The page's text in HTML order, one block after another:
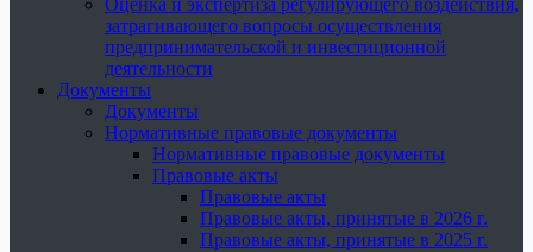
Оценка и экспертиза регулирующего воздействия,
затрагивающего вопросы осуществления
предпринимательской и инвестиционной
деятельности
Документы
Документы
Нормативные правовые документы
Нормативные правовые документы
Правовые акты
Правовые акты
Правовые акты, принятые в 2026 г.
Правовые акты, принятые в 2025 г.